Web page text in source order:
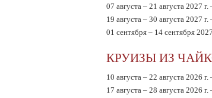
07 августа – 21 августа 2027
19 августа – 30 августа 2027
01 сентября – 14 сентября
КРУИЗЫ ИЗ
10 августа – 22 августа 2026
17 августа – 28 августа 2026